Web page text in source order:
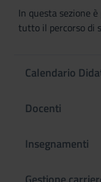
In questa sezione
tutto il percorso di
Calendario
Docenti
Insegnamenti